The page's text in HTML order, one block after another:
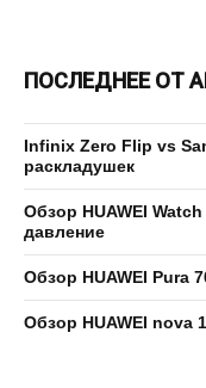
ПОСЛЕДНЕЕ ОТ
Infinix Zero Flip vs
раскладушек
Обзор HUAWEI
давление
Обзор HUAWEI Pura
Обзор HUAWEI nova